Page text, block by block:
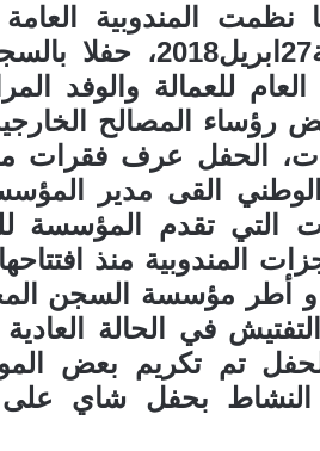
نظمت المندوبية
وإعادة إلادماج بتاونات يوم
للعمالة والوفد
رؤساء المصالح
الحفل عرف فقرات
القى مدير
التي تقدم المؤسسة
منذ افتتاحها
أطر مؤسسة السجن
في الحالة
تم تكريم بعض
النشاط بحفل شاي